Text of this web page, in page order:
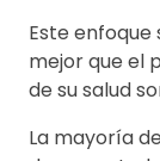
Este enfoque
mejor que el
de su salud
La mayoría